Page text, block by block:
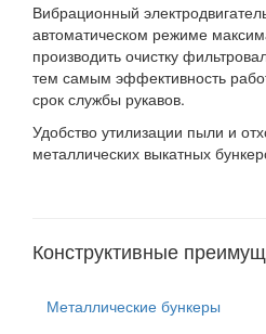
Вибрационный
автоматическом режиме
производить очистку
тем самым эффективность
срок службы рукавов.
Удобство утилизации пыли и
металлических выкатных
Конструктивные
Металлические бункеры